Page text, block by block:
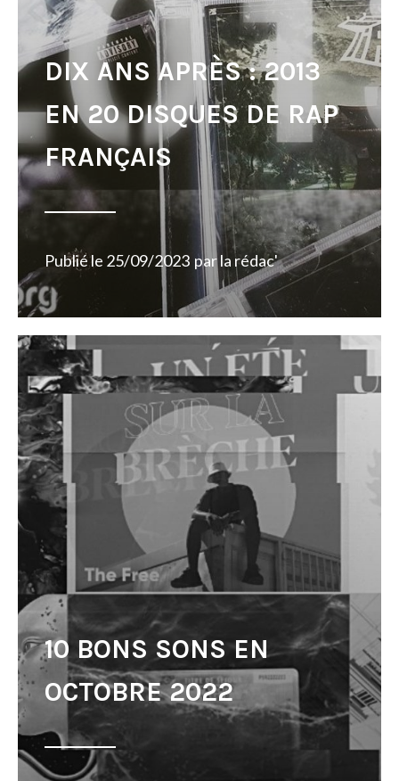
DIX ANS APRÈS : 2013
EN 20 DISQUES DE RAP
FRANÇAIS
Publié le 25/09/2023 parla rédac'
10 BONS SONS EN
OCTOBRE 2022